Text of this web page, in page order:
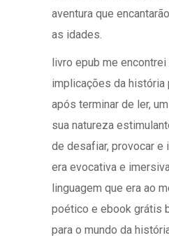
aventura que
as idades.
livro epub me
implicações da história
após terminar de ler,
sua natureza
de desafiar, provocar e
era evocativa e
linguagem que era ao
poético e ebook grátis
para o mundo da